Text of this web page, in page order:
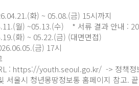
화) ~ 05.08.(금) 15시까지
월) ~05.13.(수) * 서류 결과 안내 :
화) ~ 05.22.(금) (대면면접)
금) 17시
: https://youth.seoul.go.kr/ -> 정책정
서울시 청년몽땅정보통 홈페이지 참고.